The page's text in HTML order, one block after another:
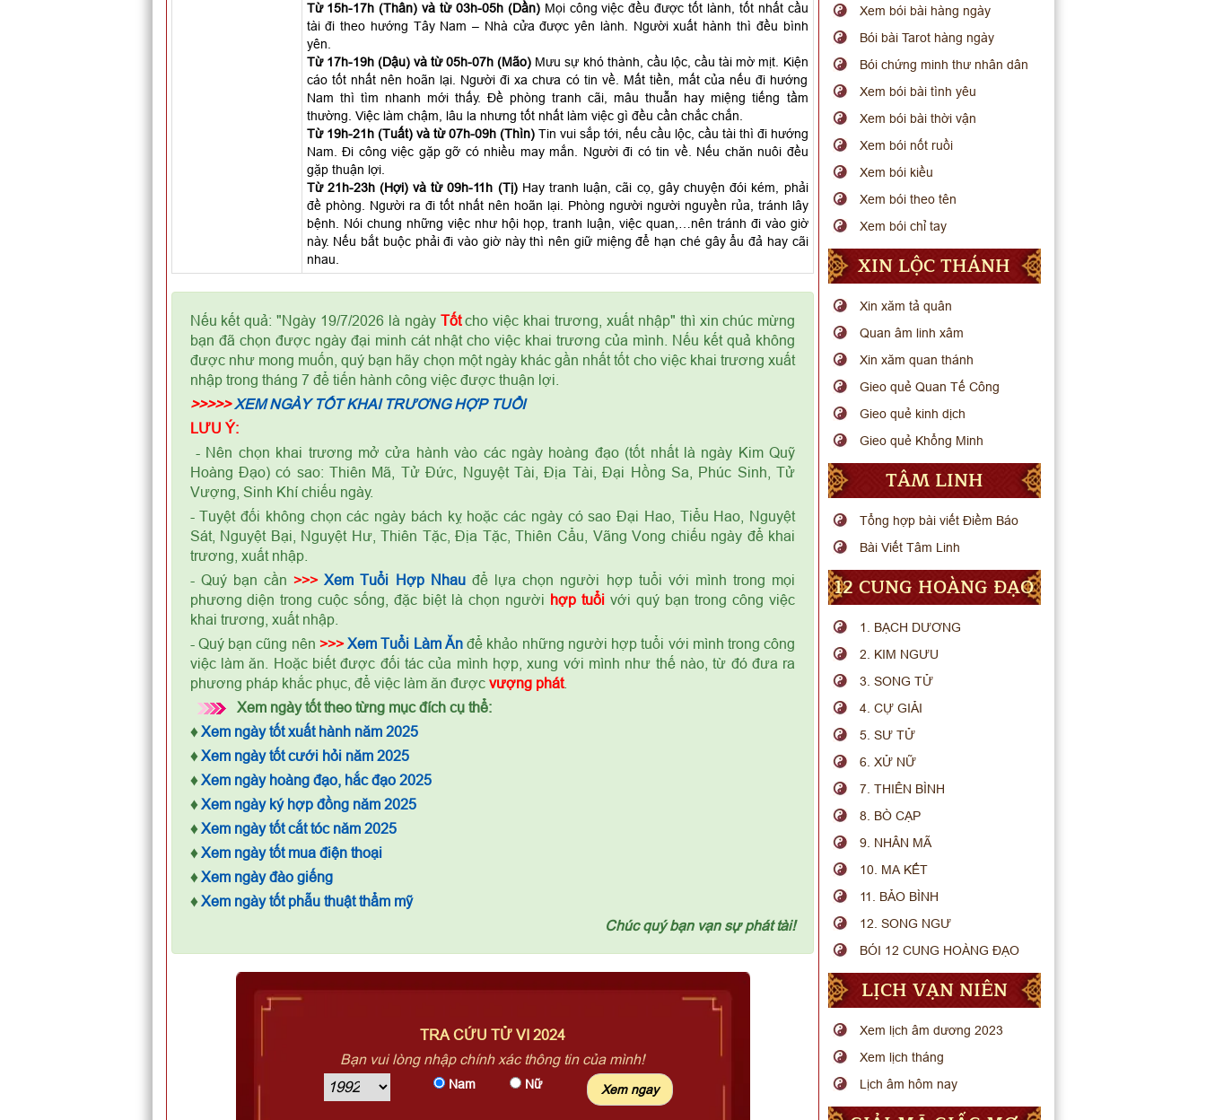
Từ 15h-17h (Thân) và từ 03h-05h (Dần) Mọi công việc đều được tốt lành, tốt nhất cầu
tài đi theo hướng Tây Nam – Nhà cửa được yên lành. Người xuất hành thì đều bình
yên.
Từ 17h-19h (Dậu) và từ 05h-07h (Mão) Mưu sự khó thành, cầu lộc, cầu tài mờ mịt. Kiện
cáo tốt nhất nên hoãn lại. Người đi xa chưa có tin về. Mất tiền, mất của nếu đi hướng
Nam thì tìm nhanh mới thấy. Đề phòng tranh cãi, mâu thuẫn hay miệng tiếng tầm
thường. Việc làm chậm, lâu la nhưng tốt nhất làm việc gì đều cần chắc chắn.
Từ 19h-21h (Tuất) và từ 07h-09h (Thìn) Tin vui sắp tới, nếu cầu lộc, cầu tài thì đi hướng
Nam. Đi công việc gặp gỡ có nhiều may mắn. Người đi có tin về. Nếu chăn nuôi đều
gặp thuận lợi.
Từ 21h-23h (Hợi) và từ 09h-11h (Tị) Hay tranh luận, cãi cọ, gây chuyện đói kém, phải
đề phòng. Người ra đi tốt nhất nên hoãn lại. Phòng người người nguyền rủa, tránh lây
bệnh. Nói chung những việc như hội họp, tranh luận, việc quan,…nên tránh đi vào giờ
này. Nếu bắt buộc phải đi vào giờ này thì nên giữ miệng để hạn ché gây ẩu đả hay cãi
nhau.
Nếu kết quả: "Ngày 19/7/2026 là ngày Tốtcho việc khai trương, xuất nhập" thì xin chúc mừng
bạn đã chọn được ngày đại minh cát nhật cho việc khai trương của mình. Nếu kết quả không
được như mong muốn, quý bạn hãy chọn một ngày khác gần nhất tốt cho việc khai trương xuất
nhập trong tháng 7 để tiến hành công việc được thuận lợi.
>>>>> XEM NGÀY TỐT KHAI TRƯƠNG HỢP TUỔI
LƯU Ý:
- Nên chọn khai trương mở cửa hành vào các ngày hoàng đạo (tốt nhất là ngày Kim Quỹ
Hoàng Đạo) có sao: Thiên Mã, Tử Đức, Nguyệt Tài, Địa Tài, Đại Hồng Sa, Phúc Sinh, Tử
Vượng, Sinh Khí chiếu ngày.
- Tuyệt đối không chọn các ngày bách kỵ hoặc các ngày có sao Đại Hao, Tiểu Hao, Nguyệt
Sát, Nguyệt Bại, Nguyệt Hư, Thiên Tặc, Địa Tặc, Thiên Cẩu, Vãng Vong chiếu ngày để khai
trương, xuất nhập.
- Quý bạn cần>>> Xem Tuổi Hợp Nhauđể lựa chọn người hợp tuổi với mình trong mọi
phương diện trong cuộc sống, đặc biệt là chọn người hợp tuổi với quý bạn trong công việc
khai trương, xuất nhập.
- Quý bạn cũng nên >>> Xem Tuổi Làm Ănđể khảo những người hợp tuổi với mình trong công
việc làm ăn. Hoặc biết được đối tác của mình hợp, xung với mình như thế nào, từ đó đưa ra
phương pháp khắc phục, để việc làm ăn được vượng phát.
Xem ngày tốt theo từng mục đích cụ thể:
♦ Xem ngày tốt xuất hành năm 2025
♦ Xem ngày tốt cưới hỏi năm 2025
♦ Xem ngày hoàng đạo, hắc đạo 2025
♦ Xem ngày ký hợp đồng năm 2025
♦ Xem ngày tốt cắt tóc năm 2025
♦ Xem ngày tốt mua điện thoại
♦ Xem ngày đào giếng
♦ Xem ngày tốt phẫu thuật thẩm mỹ
Chúc quý bạn vạn sự phát tài!
TRA CỨU TỬ VI 2024
Bạn vui lòng nhập chính xác thông tin của mình!
Nam Nữ
Xem bói bài hàng ngày
Bói bài Tarot hàng ngày
Bói chứng minh thư nhân dân
Xem bói bài tình yêu
Xem bói bài thời vận
Xem bói nốt ruồi
Xem bói kiều
Xem bói theo tên
Xem bói chỉ tay
XIN LỘC THÁNH
Xin xăm tả quân
Quan âm linh xâm
Xin xăm quan thánh
Gieo quẻ Quan Tế Công
Gieo quẻ kinh dịch
Gieo quẻ Khổng Minh
TÂM LINH
Tổng hợp bài viết Điềm Báo
Bài Viết Tâm Linh
12 CUNG HOÀNG ĐẠO
1. BẠCH DƯƠNG
2. KIM NGƯU
3. SONG TỬ
4. CỰ GIẢI
5. SƯ TỬ
6. XỬ NỮ
7. THIÊN BÌNH
8. BÒ CẠP
9. NHÂN MÃ
10. MA KẾT
11. BẢO BÌNH
12. SONG NGƯ
BÓI 12 CUNG HOÀNG ĐẠO
LỊCH VẠN NIÊN
Xem lịch âm dương 2023
Xem lịch tháng
Lịch âm hôm nay